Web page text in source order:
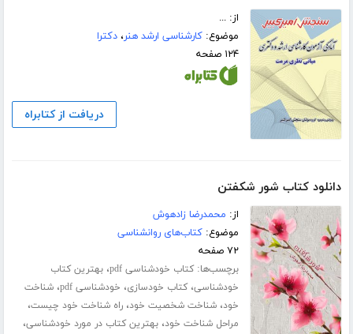
از: ...
موضوع:کارشناسی ارشد هنر،دکترا
۱۲۴ صفحه
دریافت از کتابراه
دانلود کتاب شور شکفتن
از: محمدرضا زادهوش
موضوع:کتاب‌های روانشناسی
۷۲ صفحه
برچسب‌ها:کتاب خودشناسی pdf ،بهترین کتاب
خودشناسی،کتاب خودسازی، خودشناسی pdf ،شناخت
خود،شناخت شخصیت خود،راه شناخت خود چیست،
مراحل شناخت خود،بهترین کتاب در مورد خودشناسی،